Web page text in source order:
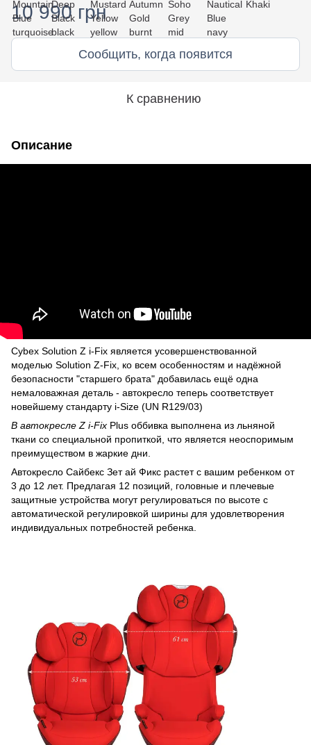
10 990 грн
Сообщить, когда появится
К сравнению
Описание
Cybex Solution Z i-Fix является усовершенствованной
моделью Solution Z-Fix, ко всем особенностям и надёжной
безопасности "старшего брата" добавилась ещё одна
немаловажная деталь - автокресло теперь соответствует
новейшему стандарту i-Size (UN R129/03)
В автокресле Z i-Fix Plus оббивка выполнена из льняной
ткани со специальной пропиткой, что является неоспоримым
преимуществом в жаркие дни.
Автокресло Сайбекс Зет ай Фикс растет с вашим ребенком от
3 до 12 лет. Предлагая 12 позиций, головные и плечевые
защитные устройства могут регулироваться по высоте с
автоматической регулировкой ширины для удовлетворения
индивидуальных потребностей ребенка.